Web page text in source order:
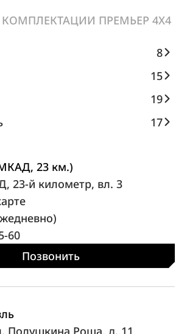
ПРЕМЬЕР 4X4
8
15
19
17
23 км.)
23-й километр, вл. 3
60
Позвонить
Полушкина Роща, д. 11